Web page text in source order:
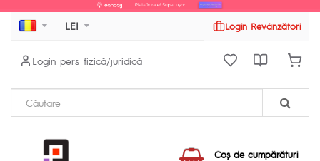
LEI Login Revânzători
Login pers fizică/juridică
Coş de cumpărături